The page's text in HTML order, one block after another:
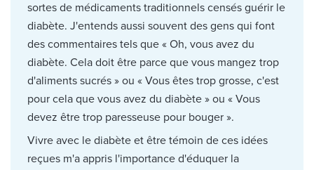
sortes de médicaments traditionnels censés guérir le
diabète. J'entends aussi souvent des gens qui font
des commentaires tels que « Oh, vous avez du
diabète. Cela doit être parce que vous mangez trop
d'aliments sucrés » ou « Vous êtes trop grosse, c'est
pour cela que vous avez du diabète » ou « Vous
devez être trop paresseuse pour bouger ».
Vivre avec le diabète et être témoin de ces idées
reçues m'a appris l'importance d'éduquer la